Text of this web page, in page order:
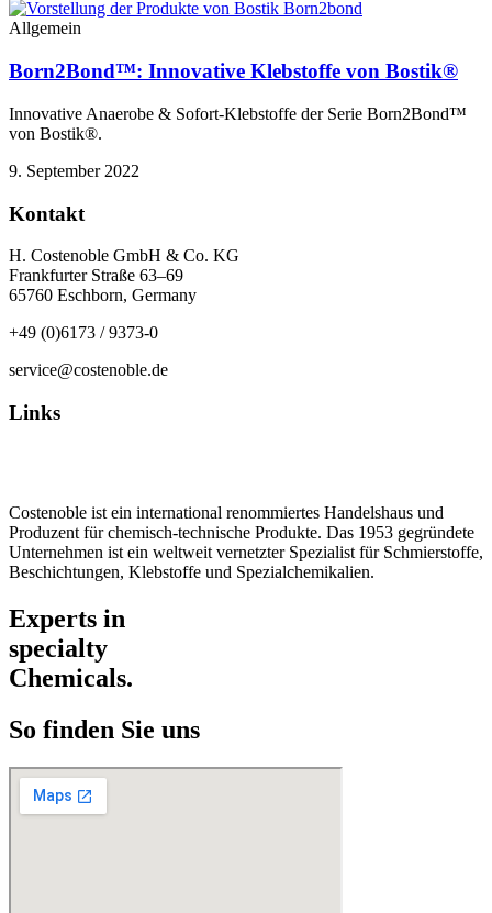
Allgemein
Born2Bond™: Innovative Klebstoffe von Bostik®
Innovative Anaerobe & Sofort-Klebstoffe der Serie Born2Bond™
von Bostik®.
9. September 2022
Kontakt
H. Costenoble GmbH & Co. KG
Frankfurter Straße 63–69
65760 Eschborn, Germany
+49 (0)6173 / 9373-0
service@costenoble.de
Links
Costenoble ist ein international renommiertes Handelshaus und
Produzent für chemisch-technische Produkte. Das 1953 gegründete
Unternehmen ist ein weltweit vernetzter Spezialist für Schmierstoffe,
Beschichtungen, Klebstoffe und Spezialchemikalien.
Experts in
specialty
Chemicals.
So finden Sie uns